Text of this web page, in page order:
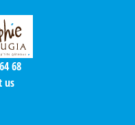
68
us